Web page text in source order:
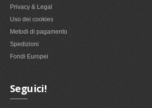
Privacy & Legal
Uso dei cookies
Metodi di pagamento
Spedizioni
Fondi Europei
Seguici!